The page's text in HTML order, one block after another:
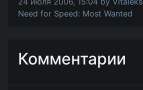
Need for Speed: Most Wanted
Комментарии